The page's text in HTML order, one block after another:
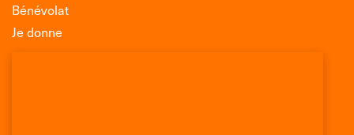
Bénévolat
Je donne